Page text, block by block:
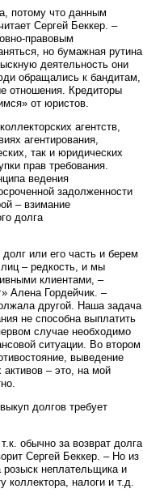
потому что данным
Сергей Беккер. –
правовым
но бумажная рутина
деятельность они
обращались к бандитам,
отношения. Кредиторы
от юристов.
агентств,
агентирования,
так и юридических
прав требования.
ведения
задолженности
– взимание
долга
или его часть и берем
– редкость, и мы
клиентами, –
Алена Гордейчик. –
другой. Наша задача
не способна выплатить
случае необходимо
ситуации. Во втором
выведение
– это, на мой
долгов требует
обычно за возврат долга
Сергей Беккер. – Но из
розыск неплательщика и
налоги и т.д.